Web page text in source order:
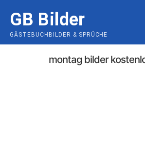
content
GB Bilder
GÄSTEBUCHBILDER & SPRÜCHE
montag bilder